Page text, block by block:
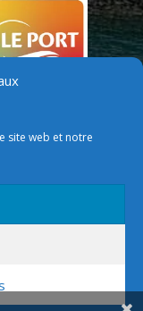
site web et notre